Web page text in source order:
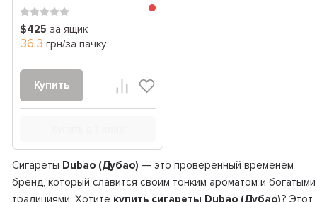
$425 за ящик
36.3 грн/за пачку
Купить
Сигареты Dubao (Дубао) — это проверенный временем
бренд, который славится своим тонким ароматом и богатыми
традициями. Хотите купить сигареты Dubao (Дубао)? Этот